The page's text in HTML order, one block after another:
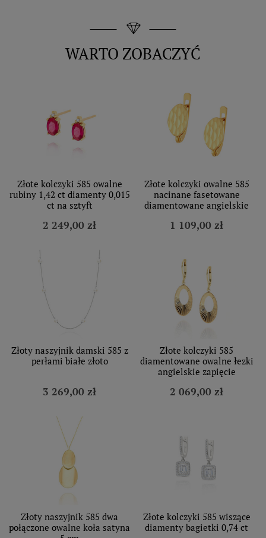
WARTO ZOBACZYĆ
Złote kolczyki 585 owalne
rubiny 1,42 ct diamenty 0,015
ct na sztyft
2 249,00 zł
Złote kolczyki owalne 585
nacinane fasetowane
diamentowane angielskie
1 109,00 zł
Złoty naszyjnik damski 585 z
perłami białe złoto
3 269,00 zł
Złote kolczyki 585
diamentowane owalne łezki
angielskie zapięcie
2 069,00 zł
Złoty naszyjnik 585 dwa
połączone owalne koła satyna
Złote kolczyki 585 wiszące
diamenty bagietki 0,74 ct